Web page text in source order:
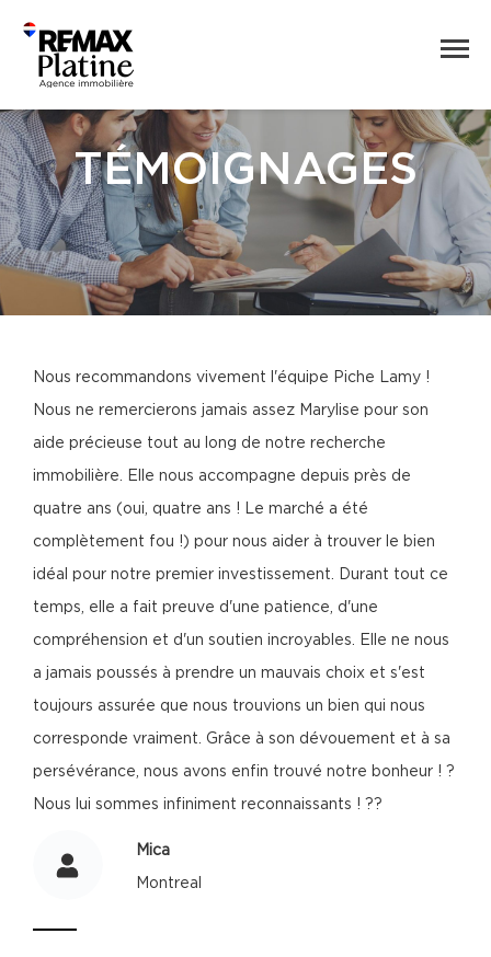
TÉMOIGNAGES
Nous recommandons vivement l'équipe Piche Lamy !
Nous ne remercierons jamais assez Marylise pour son
aide précieuse tout au long de notre recherche
immobilière. Elle nous accompagne depuis près de
quatre ans (oui, quatre ans ! Le marché a été
complètement fou !) pour nous aider à trouver le bien
idéal pour notre premier investissement. Durant tout ce
temps, elle a fait preuve d'une patience, d'une
compréhension et d'un soutien incroyables. Elle ne nous
a jamais poussés à prendre un mauvais choix et s'est
toujours assurée que nous trouvions un bien qui nous
corresponde vraiment. Grâce à son dévouement et à sa
persévérance, nous avons enfin trouvé notre bonheur ! ?
Nous lui sommes infiniment reconnaissants ! ??
Mica
Montreal